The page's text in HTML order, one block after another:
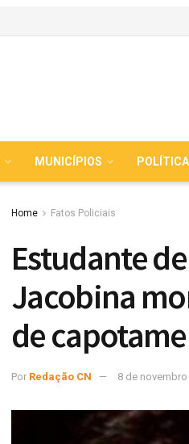
MUNICÍPIOS
Home Fatos Policiais
Estudante
Jacobina
de
Por Redação CN 8 de novembro